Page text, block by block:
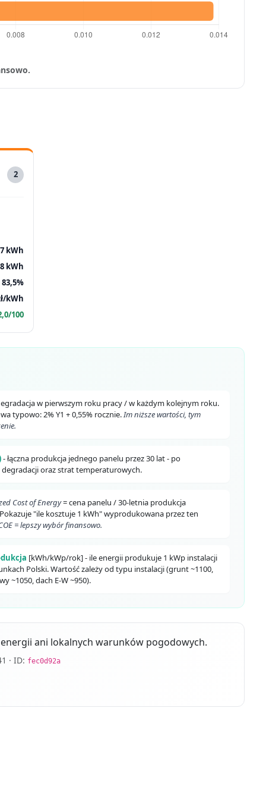
2
kWh
kWh
83,5%
kWh
100
w pierwszym roku pracy / w każdym kolejnym roku.
typowo: 2% Y1 + 0,55% rocznie.Im niższe wartości, tym
- łączna produkcja jednego panelu przez 30 lat - po
oraz strat temperaturowych.
Cost of Energy= cena panelu / 30-letnia produkcja
"ile kosztuje 1 kWh" wyprodukowana przez ten
= lepszy wybór finansowo.
[kWh/kWp/rok] - ile energii produkuje 1 kWp instalacji
Polski. Wartość zależy od typu instalacji (grunt ~1100,
~1050, dach E-W ~950).
ani lokalnych warunków pogodowych.
· ID: fec0d92a